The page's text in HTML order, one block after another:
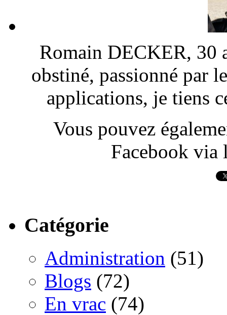
Romain DECKER, 30
obstiné, passionné par
applications, je tiens
Vous pouvez
Facebook via
Catégorie
Administration (51)
Blogs (72)
En vrac (74)